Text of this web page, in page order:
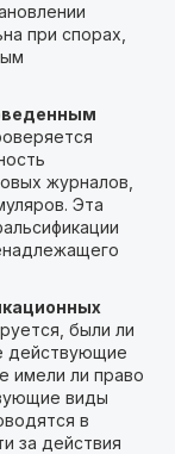
при спорах,
журналов,
Эта
были ли
действующие
имели ли право
виды
в
за действия